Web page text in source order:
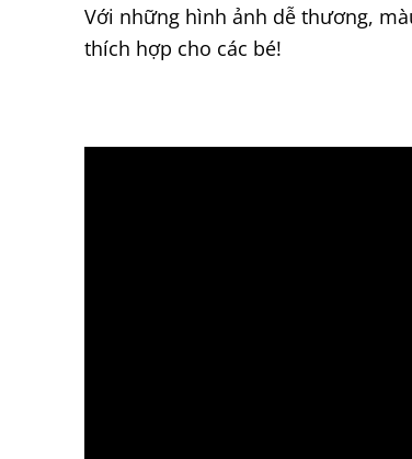
Với những hình ảnh dễ thương,
thích hợp cho các bé!